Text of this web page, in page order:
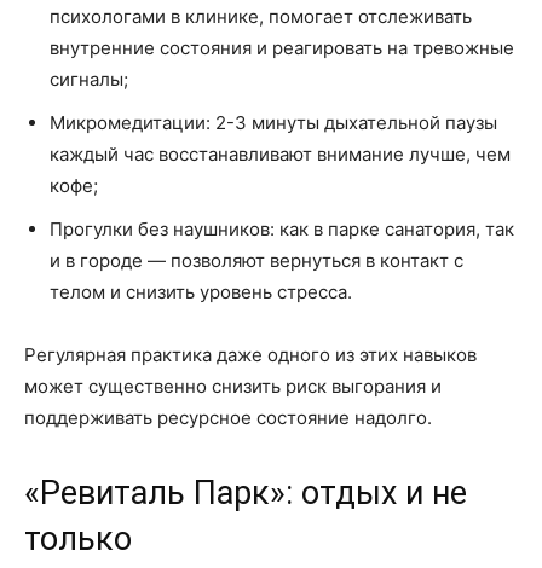
психологами в клинике, помогает отслеживать
внутренние состояния и реагировать на тревожные
сигналы;
Микромедитации: 2-3 минуты дыхательной паузы
каждый час восстанавливают внимание лучше, чем
кофе;
Прогулки без наушников: как в парке санатория, так
и в городе — позволяют вернуться в контакт с
телом и снизить уровень стресса.
Регулярная практика даже одного из этих навыков
может существенно снизить риск выгорания и
поддерживать ресурсное состояние надолго.
«Ревиталь Парк»: отдых и не
только